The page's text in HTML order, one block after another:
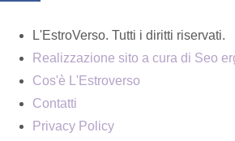
L'EstroVerso. Tutti i diritti riservati.
Realizzazione sito a cura di Seo
Cos'è L'Estroverso
Contatti
Privacy Policy